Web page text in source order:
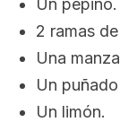
Un pepino.
2 ramas
Una
Un
Un limón.